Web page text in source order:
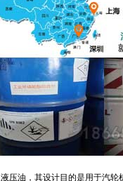
液压油 ，其设计目的是用于汽